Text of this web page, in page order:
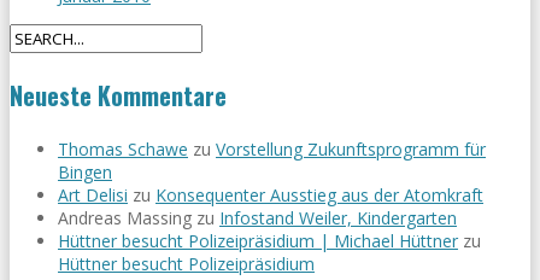
Neueste Kommentare
Thomas Schawe zu Vorstellung Zukunftsprogramm für
Bingen
Art Delisi zu Konsequenter Ausstieg aus der Atomkraft
Andreas Massing zu Infostand Weiler, Kindergarten
Hüttner besucht Polizeipräsidium | Michael Hüttner zu
Hüttner besucht Polizeipräsidium